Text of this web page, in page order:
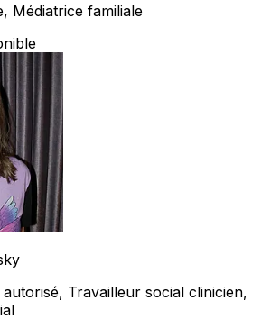
Médiatrice familiale
Travailleur social clinicien,